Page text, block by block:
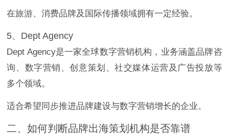
在旅游、消费品牌及国际传播领域拥有一定经验。
5、Dept Agency
Dept Agency是一家全球数字营销机构，业务涵盖品牌咨
询、数字营销、创意策划、社交媒体运营及广告投放等
多个领域。
适合希望同步推进品牌建设与数字营销增长的企业。
二、如何判断品牌出海策划机构是否靠谱